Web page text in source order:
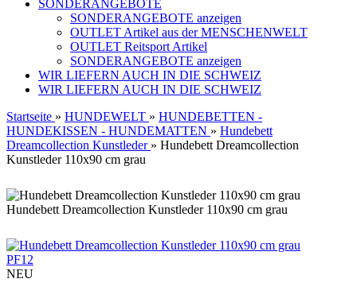
SONDERANGEBOTE
SONDERANGEBOTE anzeigen
OUTLET Artikel aus der MENSCHENWELT
OUTLET Reitsport Artikel
SONDERANGEBOTE anzeigen
WIR LIEFERN AUCH IN DIE SCHWEIZ
WIR LIEFERN AUCH IN DIE SCHWEIZ
Startseite » HUNDEWELT » HUNDEBETTEN -
HUNDEKISSEN - HUNDEMATTEN » Hundebett
Dreamcollection Kunstleder » Hundebett Dreamcollection
Kunstleder 110x90 cm grau
Hundebett Dreamcollection Kunstleder 110x90 cm grau
PF12
NEU